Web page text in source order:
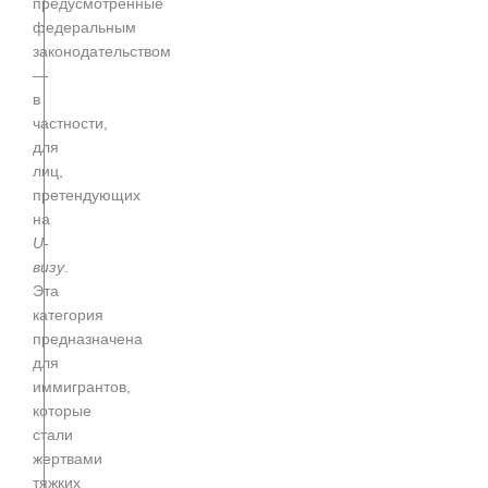
федеральным
законодательством
—
в
частности,
для
лиц,
претендующих
на
U-
визу.
Эта
категория
предназначена
для
иммигрантов,
которые
стали
жертвами
тяжких